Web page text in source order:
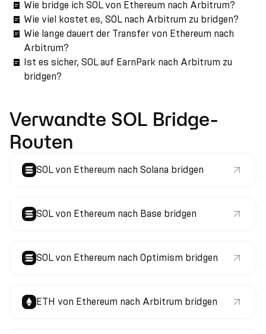
Wie bridge ich SOL von Ethereum nach Arbitrum?
Wie viel kostet es, SOL nach Arbitrum zu bridgen?
Wie lange dauert der Transfer von Ethereum nach
Arbitrum?
Ist es sicher, SOL auf EarnPark nach Arbitrum zu
bridgen?
Verwandte SOL Bridge-
Routen
SOL von Ethereum nach Solana bridgen
SOL von Ethereum nach Base bridgen
SOL von Ethereum nach Optimism bridgen
ETH von Ethereum nach Arbitrum bridgen